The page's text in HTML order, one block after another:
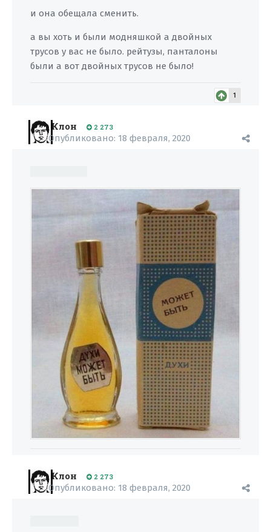
и она обещала сменить.
а вы хоть и были модняшкой а двойных
трусов у вас не было. рейтузы, панталоны
были а вот двойных трусов не было!
1
Клон 2 273
Опубликовано: 18 февраля, 2020
Клон 2 273
Опубликовано: 18 февраля, 2020